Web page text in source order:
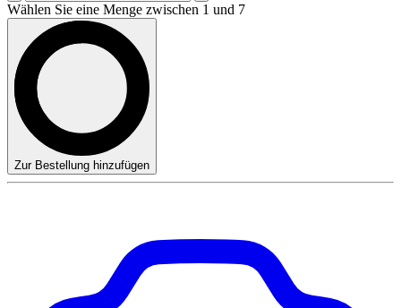
Wählen Sie eine Menge zwischen 1 und 7
Zur Bestellung hinzufügen